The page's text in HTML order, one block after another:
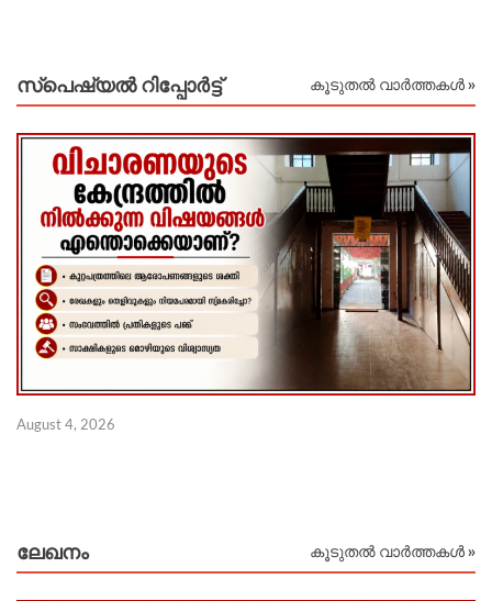
സ്പെഷ്യൽ റിപ്പോര്‍ട്ട് കൂടുതൽ വാർത്തകൾ »
August 4, 2026
ലേഖനം കൂടുതൽ വാർത്തകൾ »